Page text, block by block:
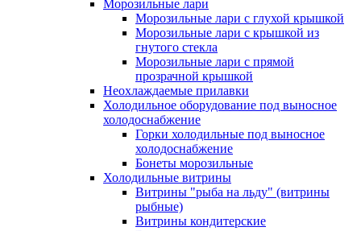
Морозильные лари
Морозильные лари с глухой крышкой
Морозильные лари с крышкой из
гнутого стекла
Морозильные лари с прямой
прозрачной крышкой
Неохлаждаемые прилавки
Холодильное оборудование под выносное
холодоснабжение
Горки холодильные под выносное
холодоснабжение
Бонеты морозильные
Холодильные витрины
Витрины "рыба на льду" (витрины
рыбные)
Витрины кондитерские